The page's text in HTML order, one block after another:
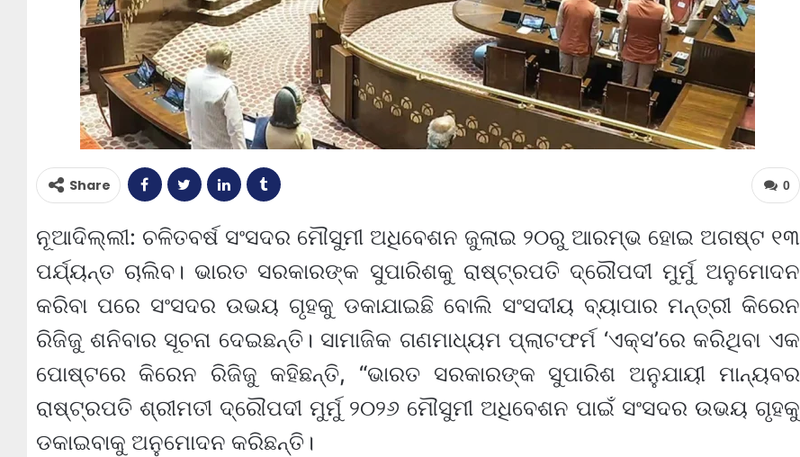
0
Share
ନୂଆଦିଲ୍ଲୀ: ଚଳିତବର୍ଷ ସଂସଦର ମୌସୁମୀ ଅଧିବେଶନ ଜୁଲାଇ ୨୦ରୁ ଆରମ୍ଭ ହୋଇ ଅଗଷ୍ଟ ୧୩
ପର୍ଯ୍ୟନ୍ତ ଚାଲିବ। ଭାରତ ସରକାରଙ୍କ ସୁପାରିଶକୁ ରାଷ୍ଟ୍ରପତି ଦ୍ରୌପଦୀ ମୁର୍ମୁ ଅନୁମୋଦନ
କରିବା ପରେ ସଂସଦର ଉଭୟ ଗୃହକୁ ଡକାଯାଇଛି ବୋଲି ସଂସଦୀୟ ବ୍ୟାପାର ମନ୍ତ୍ରୀ କିରେନ
ରିଜିଜୁ ଶନିବାର ସୂଚନା ଦେଇଛନ୍ତି। ସାମାଜିକ ଗଣମାଧ୍ୟମ ପ୍ଲାଟଫର୍ମ ‘ଏକ୍ସ’ରେ କରିଥିବା ଏକ
ପୋଷ୍ଟରେ କିରେନ ରିଜିଜୁ କହିଛନ୍ତି, “ଭାରତ ସରକାରଙ୍କ ସୁପାରିଶ ଅନୁଯାୟୀ ମାନ୍ୟବର
ରାଷ୍ଟ୍ରପତି ଶ୍ରୀମତୀ ଦ୍ରୌପଦୀ ମୁର୍ମୁ ୨୦୨୬ ମୌସୁମୀ ଅଧିବେଶନ ପାଇଁ ସଂସଦର ଉଭୟ ଗୃହକୁ
ଡକାଇବାକୁ ଅନୁମୋଦନ କରିଛନ୍ତି।